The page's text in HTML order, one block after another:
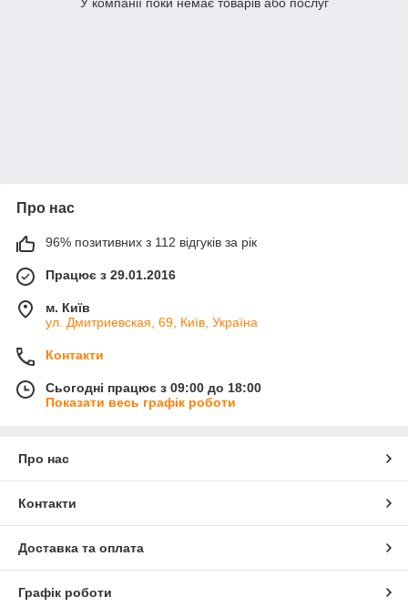
У компанії поки немає товарів або послуг
Про нас
96% позитивних з 112 відгуків за рік
Працює з 29.01.2016
м. Київ
ул. Дмитриевская, 69, Київ, Україна
Контакти
Сьогодні працює з 09:00 до 18:00
Показати весь графік роботи
Про нас
Контакти
Доставка та оплата
Графік роботи